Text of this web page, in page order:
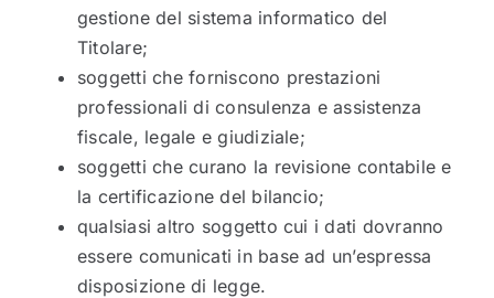
gestione del sistema informatico del
Titolare;
soggetti che forniscono prestazioni
professionali di consulenza e assistenza
fiscale, legale e giudiziale;
soggetti che curano la revisione contabile e
la certificazione del bilancio;
qualsiasi altro soggetto cui i dati dovranno
essere comunicati in base ad un’espressa
disposizione di legge.